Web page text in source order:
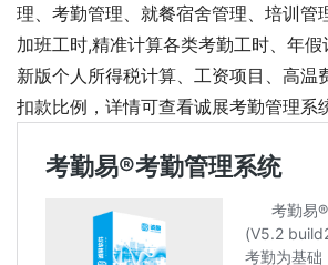
理、考勤管理、就餐宿舍管理、培训管
加班工时,精准计算各类考勤工时、年假
新版个人所得税计算、工资项目、高温
扣款比例，详情可查看诚展考勤管理系